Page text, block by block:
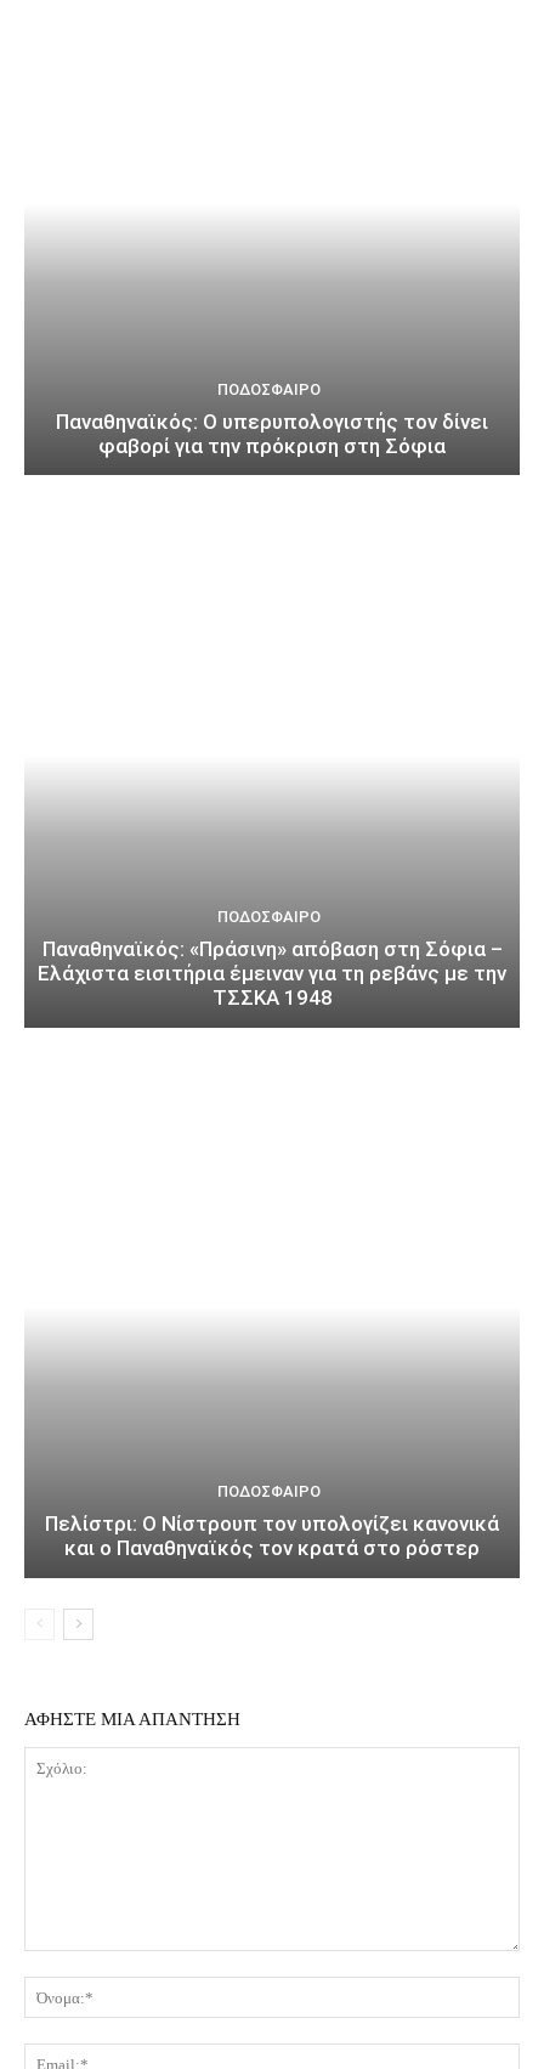
ΠΟΔΌΣΦΑΙΡΟ
Παναθηναϊκός: Ο υπερυπολογιστής τον δίνει
φαβορί για την πρόκριση στη Σόφια
ΠΟΔΌΣΦΑΙΡΟ
Παναθηναϊκός: «Πράσινη» απόβαση στη Σόφια –
Ελάχιστα εισιτήρια έμειναν για τη ρεβάνς με την
ΤΣΣΚΑ 1948
ΠΟΔΌΣΦΑΙΡΟ
Πελίστρι: Ο Νίστρουπ τον υπολογίζει κανονικά
και ο Παναθηναϊκός τον κρατά στο ρόστερ
ΑΦΗΣΤΕ ΜΙΑ ΑΠΑΝΤΗΣΗ